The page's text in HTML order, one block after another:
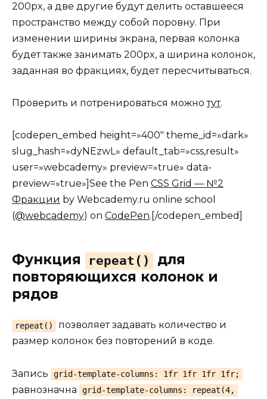
200px, а две другие будут делить оставшееся
пространство между собой поровну. При
изменении ширины экрана, первая колонка
будет также занимать 200px, а ширина колонок,
заданная во фракциях, будет пересчитываться.
Проверить и потренироваться можнотут.
[codepen_embed height=»400″ theme_id=»dark»
slug_hash=»dyNEzwL» default_tab=»css,result»
user=»webcademy» preview=»true» data-
preview=»true»]See the Pen CSS Grid — №2
Фракции by Webcademy.ru online school
(@webcademy) on CodePen.[/codepen_embed]
Функция repeat()
для
повторяющихся колонок и
рядов
repeat()
позволяет задавать количество и
размер колонок без повторений в коде.
Запись grid-template-columns: 1fr 1fr 1fr 1fr;
равнозначна
grid-template-columns: repeat(4,